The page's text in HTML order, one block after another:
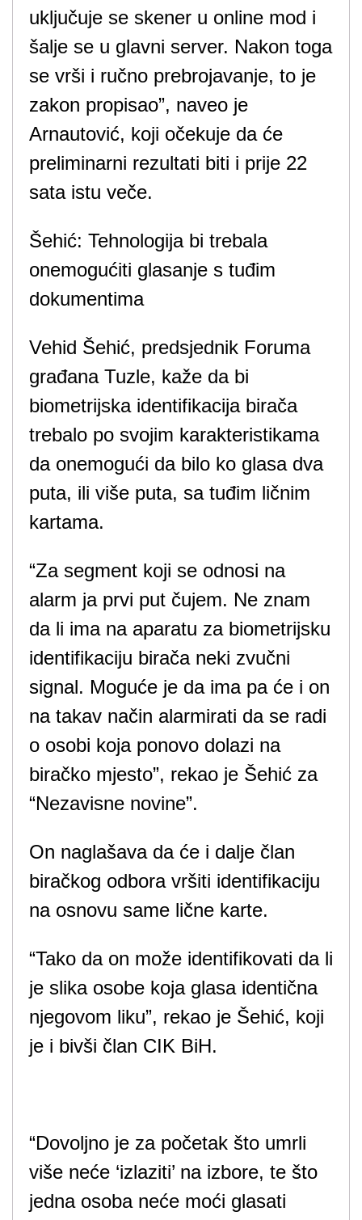
uključuje se skener u online mod i
šalje se u glavni server. Nakon toga
se vrši i ručno prebrojavanje, to je
zakon propisao”, naveo je
Arnautović, koji očekuje da će
preliminarni rezultati biti i prije 22
sata istu veče.
Šehić: Tehnologija bi trebala
onemogućiti glasanje s tuđim
dokumentima
Vehid Šehić, predsjednik Foruma
građana Tuzle, kaže da bi
biometrijska identifikacija birača
trebalo po svojim karakteristikama
da onemogući da bilo ko glasa dva
puta, ili više puta, sa tuđim ličnim
kartama.
“Za segment koji se odnosi na
alarm ja prvi put čujem. Ne znam
da li ima na aparatu za biometrijsku
identifikaciju birača neki zvučni
signal. Moguće je da ima pa će i on
na takav način alarmirati da se radi
o osobi koja ponovo dolazi na
biračko mjesto”, rekao je Šehić za
“Nezavisne novine”.
On naglašava da će i dalje član
biračkog odbora vršiti identifikaciju
na osnovu same lične karte.
“Tako da on može identifikovati da li
je slika osobe koja glasa identična
njegovom liku”, rekao je Šehić, koji
je i bivši član CIK BiH.
“Dovoljno je za početak što umrli
više neće ‘izlaziti’ na izbore, te što
jedna osoba neće moći glasati